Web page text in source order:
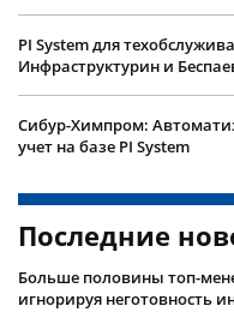
PI System для
Инфраструктурин и
Сибур-Химпром:
учет на базе PI System
Последние
Больше половины топ-
игнорируя неготовность